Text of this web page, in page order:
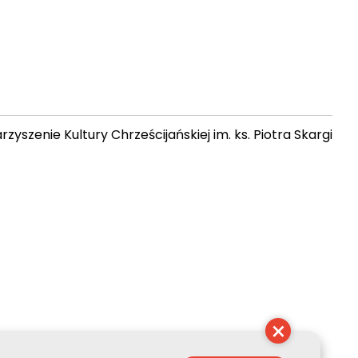
Kultury Chrześcijańskiej im. ks. Piotra Skargi
×